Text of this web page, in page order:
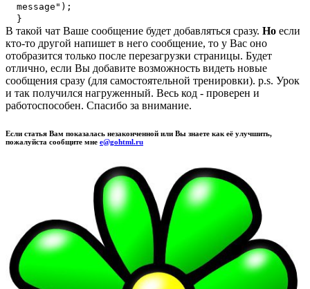
message" );
}
В такой чат Ваше сообщение будет добавляться сразу. Но если
кто-то другой напишет в него сообщение, то у Вас оно
отобразится только после перезагрузки страницы. Будет
отлично, если Вы добавите возможность видеть новые
сообщения сразу (для самостоятельной тренировки). p.s. Урок
и так получился нагруженный. Весь код - проверен и
работоспособен. Спасибо за внимание.
Если статья Вам показалась незаконченной или Вы знаете как её улучшить,
пожалуйста сообщите мне e@gohtml.ru